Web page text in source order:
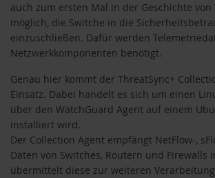
auch zum ersten Mal in der Geschichte von
möglich, die Switche in die
einzuschließen. Dafür werden
Netzwerkkomponenten benötigt.
Genau hier kommt der ThreatSync+
Einsatz. Dabei handelt es sich um einen
über den WatchGuard Agent auf einem
installiert wird.
Der Collection Agent empfängt NetFlow-,
Daten von Switches, Routern und Firewalls
übermittelt diese zur weiteren